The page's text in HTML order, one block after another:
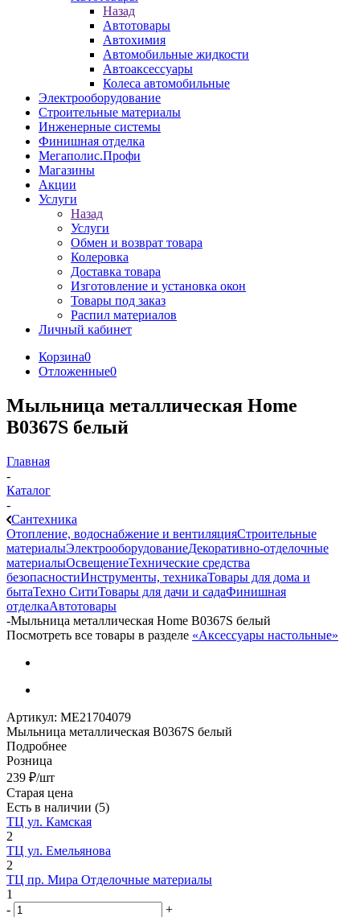
Назад
Автотовары
Автохимия
Автомобильные жидкости
Автоаксессуары
Колеса автомобильные
Электрооборудование
Строительные материалы
Инженерные системы
Финишная отделка
Мегаполис.Профи
Магазины
Акции
Услуги
Назад
Услуги
Обмен и возврат товара
Колеровка
Доставка товара
Изготовление и установка окон
Товары под заказ
Распил материалов
Личный кабинет
Корзина0
Отложенные0
Мыльница металлическая Home
B0367S белый
Главная
-
Каталог
-
Сантехника
Отопление, водоснабжение и вентиляцияСтроительные
материалыЭлектрооборудованиеДекоративно-отделочные
материалыОсвещениеТехнические средства
безопасностиИнструменты, техникаТовары для дома и
бытаТехно СитиТовары для дачи и садаФинишная
отделкаАвтотовары
-Мыльница металлическая Home B0367S белый
Посмотреть все товары в разделе «Аксессуары настольные»
Артикул: МЕ21704079
Мыльница металлическая B0367S белый
Подробнее
Розница
239 ₽/шт
Старая цена
Есть в наличии (5)
ТЦ ул. Камская
2
ТЦ ул. Емельянова
2
ТЦ пр. Мира Отделочные материалы
1
-
+